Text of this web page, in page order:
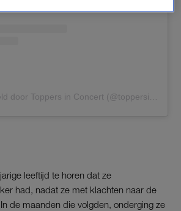
Een bericht gedeeld door Toppers in Concert (@toppersinconcert)
leeftijd te horen dat ze
had, nadat ze met klachten naar de
de maanden die volgden, onderging ze